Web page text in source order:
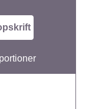
portioner